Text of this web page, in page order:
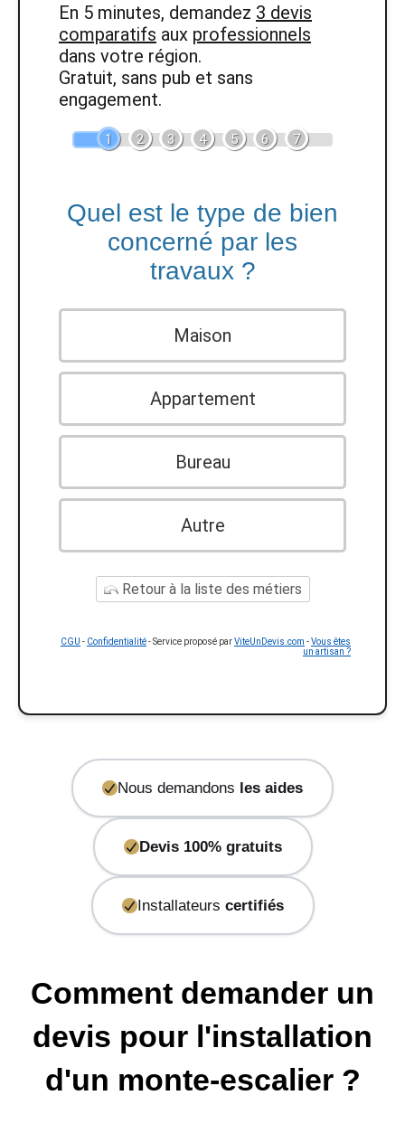
En 5 minutes, demandez 3 devis
comparatifs aux professionnels
dans votre région.
Gratuit, sans pub et sans
engagement.
1 2 3 4 5 6 7
Quel est le type de bien
concerné par les
travaux ?
Maison
Appartement
Bureau
Autre
Retour à la liste des métiers
CGU - Confidentialité- Service proposé parViteUnDevis.com -Vous êtes
un artisan ?
Nous demandons les aides
Devis 100% gratuits
Installateurs certifiés
Comment demander un
devis pour l'installation
d'un monte-escalier ?